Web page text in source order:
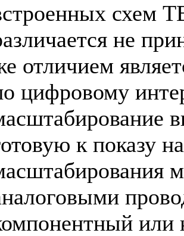
схем
не
отличием
цифровому
к показу
или